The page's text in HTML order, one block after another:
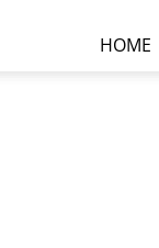
HOME